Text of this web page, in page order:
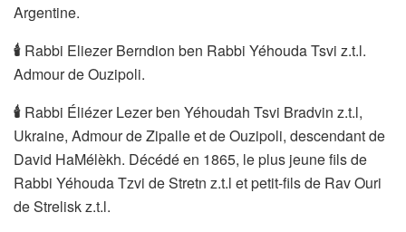
Argentine.
🕯 ️Rabbi Eliezer Berndion ben Rabbi Yéhouda Tsvi z.t.l.
Admour de Ouzipoli.
🕯 ️Rabbi Éliézer Lezer ben Yéhoudah Tsvi Bradvin z.t.l,
Ukraine, Admour de Zipalle et de Ouzipoli, descendant de
David HaMélèkh. Décédé en 1865, le plus jeune fils de
Rabbi Yéhouda Tzvi de Stretn z.t.l et petit-fils de Rav Ouri
de Strelisk z.t.l.